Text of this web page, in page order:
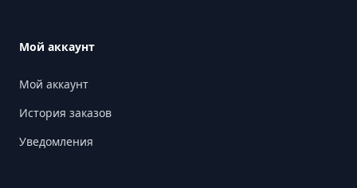
Мой аккаунт
Мой аккаунт
История заказов
Уведомления